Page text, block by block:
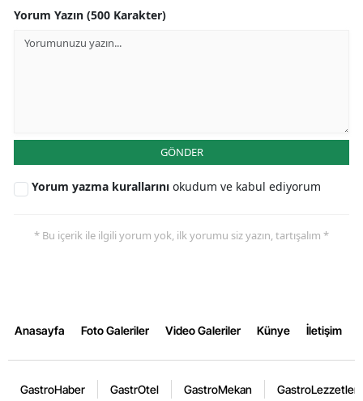
Yorum Yazın (500 Karakter)
GÖNDER
Yorum yazma kurallarını okudum ve kabul ediyorum
* Bu içerik ile ilgili yorum yok, ilk yorumu siz yazın, tartışalım *
Anasayfa Foto Galeriler Video Galeriler Künye İletişim
GastroHaber GastrOtel GastroMekan GastroLezzetler